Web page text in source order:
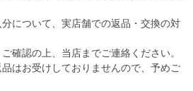
について、実店舗での返品・交換の対
確認の上、当店までご連絡ください。
はお受けしておりませんので、予めご